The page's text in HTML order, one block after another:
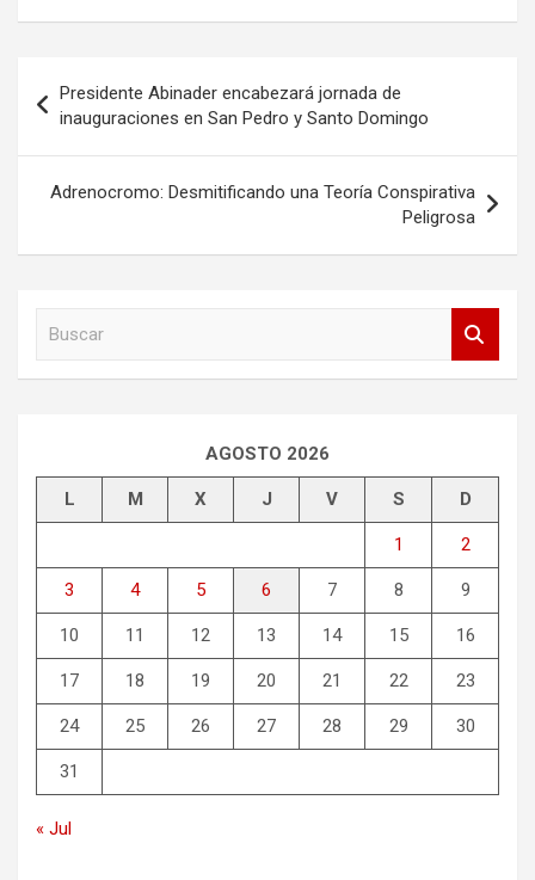
Navegación
de
entradas
Presidente Abinader encabezará jornada de
inauguraciones en San Pedro y Santo Domingo
Adrenocromo: Desmitificando una Teoría Conspirativa
Peligrosa
AGOSTO 2026
L M X J V S D
1 2
3 4 5 6 7 8 9
10 11 12 13 14 15 16
17 18 19 20 21 22 23
24 25 26 27 28 29 30
31
« Jul